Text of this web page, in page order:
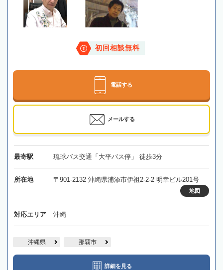
初回相談無料
電話する
メールする
最寄駅 琉球バス交通「大平バス停」 徒歩3分
所在地 〒901-2132 沖縄県浦添市伊祖2-2-2 明幸ビル201号
地図
対応エリア 沖縄
沖縄県 那覇市
詳細を見る